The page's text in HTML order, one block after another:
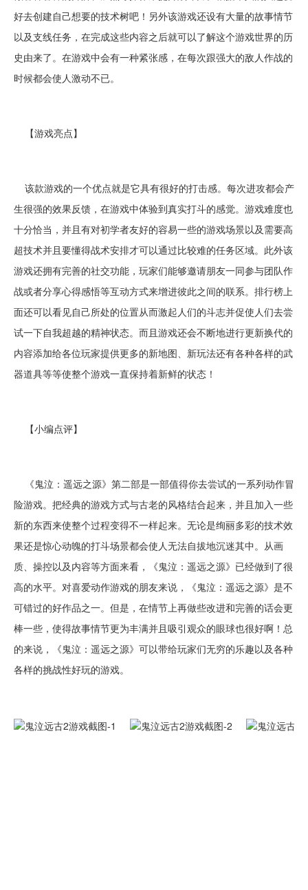
好去创建自己想要的技术树吧！另外该游戏还设有大量的故事情节
以及支线任务，在完成这些内容之后就可以了解这个游戏世界的历
史由来了。在游戏中会有一种紧张感，在每次跟强大的敌人作战的
时候都会使人激动不已。
【游戏亮点】
该款游戏的一个优点就是它具有很好的打击感。每次进攻都会产
生很强的效果反馈，在游戏中体验到真实打斗的感觉。游戏难度也
十分恰当，并且有对初学者友好的容易一些的游戏场景以及需要高
超技术并且要懂得战术安排才可以通过比较难的任务区域。此外该
游戏还拥有完善的社交功能，玩家们能够邀请朋友一同参与团队作
战或者分享心得感悟等互动方式来增进彼此之间的联系。排行榜上
面还可以看见自己所处的位置从而激起人们的斗志并促使人们去尝
试一下自我超越的精神状态。而且游戏还会不断地进行更新换代的
内容添加给各位玩家提供更多的新地图、新玩法还有各种各样的武
器道具等等使整个游戏一直保持着新鲜的状态！
【小编点评】
《鬼泣：遥远之源》第二部是一部值得你去尝试的一系列动作冒
险游戏。把经典的游戏方式与古老的风格结合起来，并且加入一些
新的东西来使整个过程变得不一样起来。无论是绚丽多彩的技术效
果还是惊心动魄的打斗场景都会使人无法自拔地沉迷其中。从画
质、操控以及内容等方面来看，《鬼泣：遥远之源》已经做到了很
高的水平。对喜爱动作游戏的朋友来说，《鬼泣：遥远之源》是不
可错过的好作品之一。但是，在情节上再做些改进和完善的话会更
棒一些，使得故事情节更为丰满并且吸引观众的眼球也很好啊！总
的来说，《鬼泣：遥远之源》可以带给玩家们无穷的乐趣以及各种
各样的挑战性好玩的游戏。